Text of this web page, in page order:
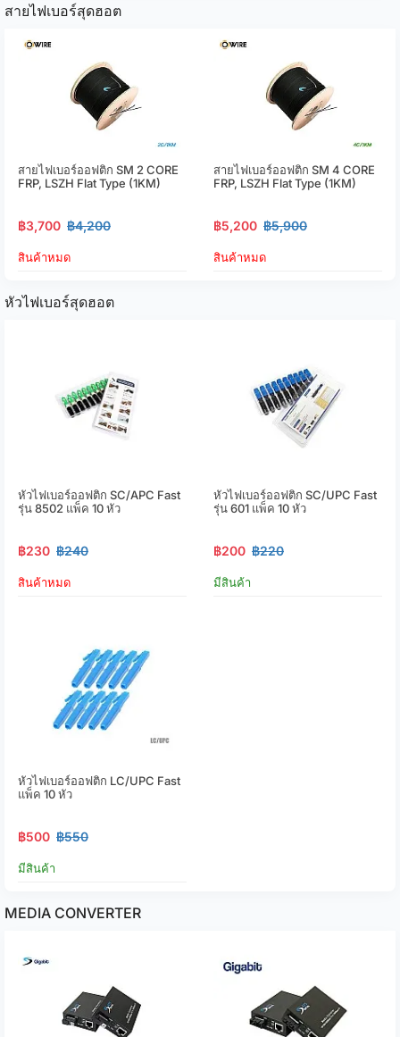
สายไฟเบอร์สุดฮอต
สายไฟเบอร์ออฟติก SM 2 CORE
FRP, LSZH Flat Type (1KM)
฿3,700 ฿4,200
สินค้าหมด
สายไฟเบอร์ออฟติก SM 4 CORE
FRP, LSZH Flat Type (1KM)
฿5,200 ฿5,900
สินค้าหมด
หัวไฟเบอร์สุดฮอต
หัวไฟเบอร์ออฟติก SC/APC Fast
รุ่น 8502 แพ็ค 10 หัว
฿230 ฿240
สินค้าหมด
หัวไฟเบอร์ออฟติก SC/UPC Fast
รุ่น 601 แพ็ค 10 หัว
฿200 ฿220
มีสินค้า
หัวไฟเบอร์ออฟติก LC/UPC Fast
แพ็ค 10 หัว
฿500 ฿550
มีสินค้า
MEDIA CONVERTER